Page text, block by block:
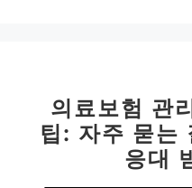
의료보험 관
팁: 자주 묻는
응대